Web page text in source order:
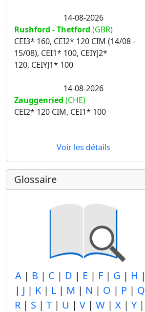
14-08-2026
Rushford - Thetford (GBR)
CEI3* 160, CEI2* 120 CIM (14/08 -
15/08), CEI1* 100, CEIYJ2*
120, CEIYJ1* 100
14-08-2026
Zauggenried (CHE)
CEI2* 120 CIM, CEI1* 100
Voir les détails
Glossaire
A | B | C | D | E | F | G | H |
| J | K| L| M | N | O | P | Q
R | S | T | U | V | W | X | Y |